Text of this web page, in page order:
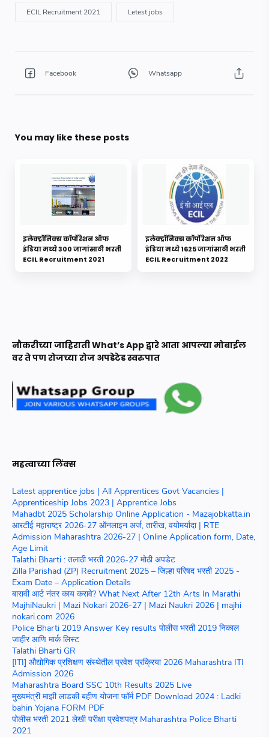
You may like these posts
इलेक्ट्रॉनिक्स कॉर्पोरेशन ऑफ
इंडिया मध्ये 300 जागांसाठी भरती
ECIL Recruitment 2021
इलेक्ट्रॉनिक्स कॉर्पोरेशन ऑफ
इंडिया मध्ये 1625 जागांसाठी भरती
ECIL Recruitment 2022
नौकरीच्या जाहिराती What’s App द्वारे आता आपल्या मोबाईल
वर ते पण रोजच्या रोज अपडेटेड स्वरुपात
महत्वाच्या लिंक्स
Latest apprentice jobs | All Apprentices Govt Vacancies |
Apprenticeship Jobs 2023 | Apprentice Jobs
Mahadbt 2025 Scholarship Online Application - Mazajobkatta.in
आरटीई महाराष्ट्र 2026-27 ऑनलाइन अर्ज, तारीख, वयोमर्यादा | RTE
Admission Maharashtra 2026-27 | Online Application form, Date,
Age Limit
Talathi Bharti : तलाठी भरती 2026-27 मोठी अपडेट
Zilla Parishad (ZP) Recruitment 2025 – जिल्हा परिषद भरती 2025 -
Exam Date – Application Details
बारावी आर्ट नंतर काय करावे? What Next After 12th Arts In Marathi
MajhiNaukri | Mazi Nokari 2026-27 | Mazi Naukri 2026 | majhi
nokari.com 2026
Police Bharti 2019 Answer Key results पोलीस भरती 2019 निकाल
जाहीर आणि मार्क लिस्ट
Talathi Bharti GR
[ITI] औद्योगिक प्रशिक्षण संस्थेतील प्रवेश प्रक्रिया 2026 Maharashtra ITI
Admission 2026
Maharashtra Board SSC 10th Results 2025 Live
मुख्यमंत्री माझी लाडकी बहीण योजना फॉर्म PDF Download 2024 : Ladki
bahin Yojana FORM PDF
पोलीस भरती 2021 लेखी परीक्षा प्रवेशपत्र Maharashtra Police Bharti
2021